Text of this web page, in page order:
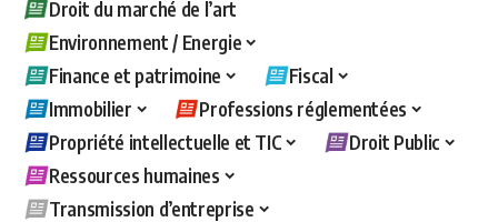
Droit du marché de l’art
Environnement / Energie
Finance et patrimoine
Fiscal
Immobilier
Professions réglementées
Propriété intellectuelle et TIC
Droit Public
Ressources humaines
Transmission d’entreprise